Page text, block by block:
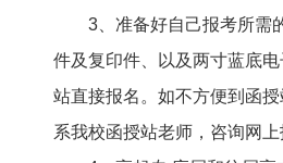
3、准备好自己报考所需
件及复印件、以及两寸蓝底
站直接报名。如不方便到函
系我校函授站老师，咨询网上